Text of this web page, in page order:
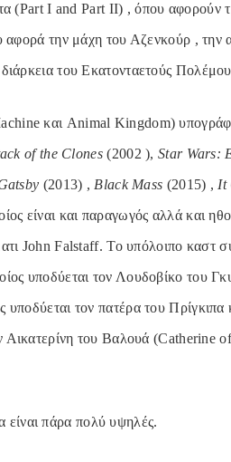
(Part I and Part II) , όπου αφορούν
την μάχη του Αζενκούρ , την
του Εκατονταετούς
και Animal Kingdom)
of the Clones (2002 ), Star Wars:
(2013) , Black Mass (2015) , It
είναι και παραγωγός αλλά και
John Falstaff. Το υπόλοιπο καστ
υποδύεται τον Λουδοβίκο του
υποδύεται τον πατέρα του
Αικατερίνη του Βαλουά (Catherine
είναι πάρα πολύ υψηλές.